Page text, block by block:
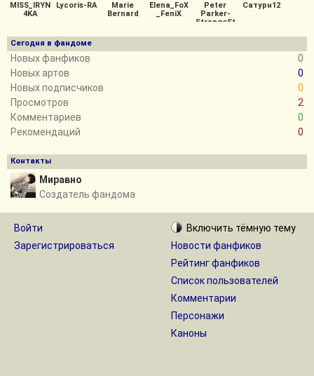
MISS_IRYN
4KA
Lycoris-RA
Marie
Bernard
Elena_FoX
_FeniX
Peter
Parker-
StrangeSt
Сатурн12
Сегодня в фандоме
Новых фанфиков
0
Новых артов
0
Новых подписчиков
0
Просмотров
2
Комментариев
0
Рекомендаций
0
Контакты
Миравно
Создатель фандома
Войти
Зарегистрироваться
Включить тёмную тему
Новости фанфиков
Рейтинг фанфиков
Список пользователей
Комментарии
Персонажи
Каноны